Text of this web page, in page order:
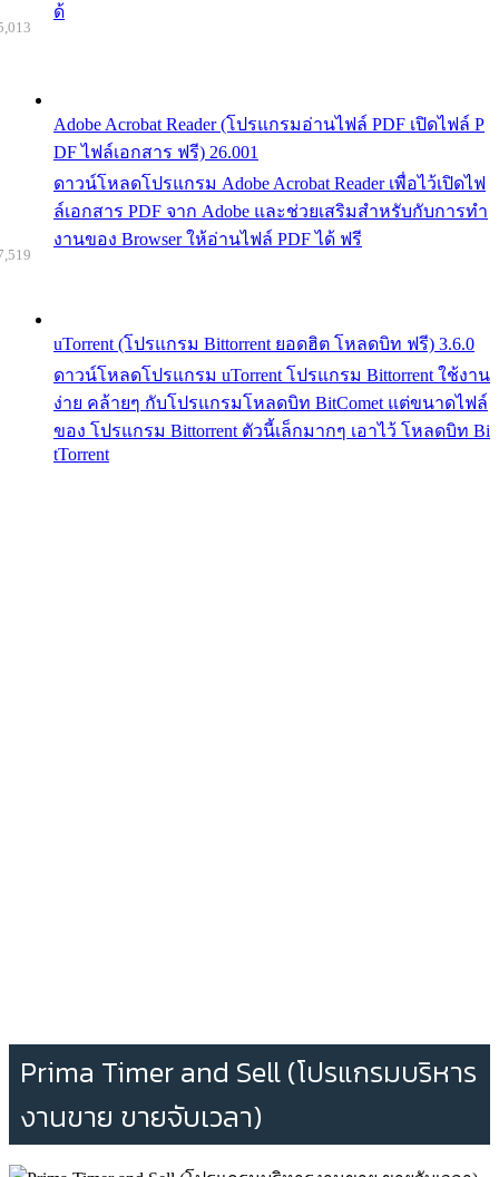
ด้
Adobe Acrobat Reader (โปรแกรมอ่านไฟล์ PDF เปิดไฟล์ P
DF ไฟล์เอกสาร ฟรี) 26.001
ดาวน์โหลดโปรแกรม Adobe Acrobat Reader เพื่อไว้เปิดไฟ
ล์เอกสาร PDF จาก Adobe และช่วยเสริมสำหรับกับการทำ
งานของ Browser ให้อ่านไฟล์ PDF ได้ ฟรี
uTorrent (โปรแกรม Bittorrent ยอดฮิต โหลดบิท ฟรี) 3.6.0
ดาวน์โหลดโปรแกรม uTorrent โปรแกรม Bittorrent ใช้งาน
ง่าย คล้ายๆ กับโปรแกรมโหลดบิท BitComet แต่ขนาดไฟล์
ของ โปรแกรม Bittorrent ตัวนี้เล็กมากๆ เอาไว้ โหลดบิท Bi
tTorrent
Prima Timer and Sell (โปรแกรมบริหาร
งานขาย ขายจับเวลา)